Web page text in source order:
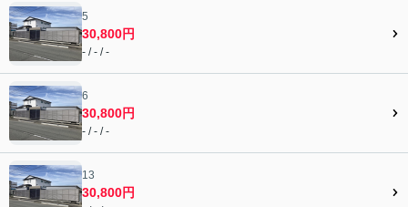
5
30,800円
- / - / -
6
30,800円
- / - / -
13
30,800円